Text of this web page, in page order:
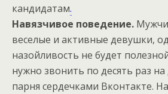
кандидатам.
Навязчивое поведение.
веселые и активные девушки,
назойливость не будет
нужно звонить по десять раз
парня сердечками Вконтакте.